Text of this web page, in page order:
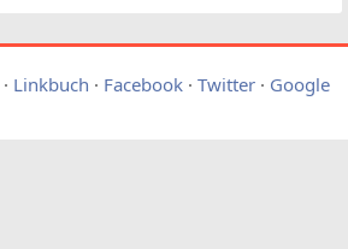
· Linkbuch · Facebook · Twitter · Google